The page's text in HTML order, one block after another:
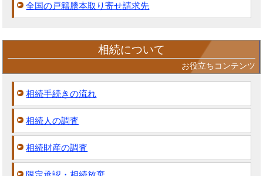
全国の戸籍謄本取り寄せ請求先
相続について
お役立ちコンテンツ
相続手続きの流れ
相続人の調査
相続財産の調査